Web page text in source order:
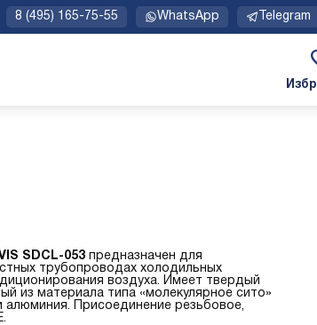
8 (495) 165-75-55 WhatsApp Telegram
SDCL-053 предназначен для
трубопроводах холодильных
воздуха. Имеет твердый
из материала типа «молекулярное сито»
алюминия. Присоединение резьбовое,